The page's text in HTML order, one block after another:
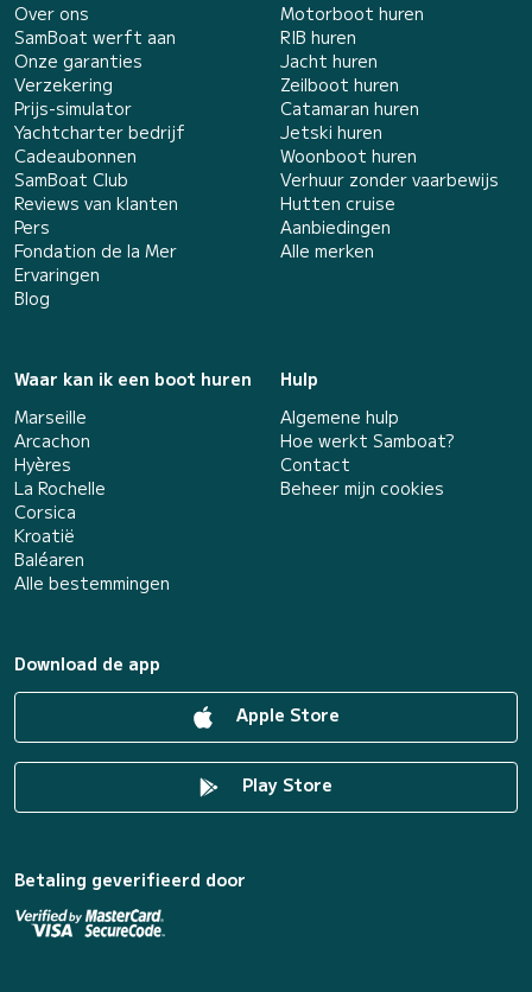
Over ons
SamBoat werft aan
Onze garanties
Verzekering
Prijs-simulator
Yachtcharter bedrijf
Cadeaubonnen
SamBoat Club
Reviews van klanten
Pers
Fondation de la Mer
Ervaringen
Blog
Motorboot huren
RIB huren
Jacht huren
Zeilboot huren
Catamaran huren
Jetski huren
Woonboot huren
Verhuur zonder vaarbewijs
Hutten cruise
Aanbiedingen
Alle merken
Waar kan ik een boot huren
Marseille
Arcachon
Hyères
La Rochelle
Corsica
Kroatië
Baléaren
Alle bestemmingen
Hulp
Algemene hulp
Hoe werkt Samboat?
Contact
Beheer mijn cookies
Download de app
Apple Store
Play Store
Betaling geverifieerd door